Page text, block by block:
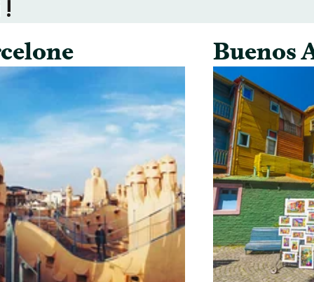
Buenos